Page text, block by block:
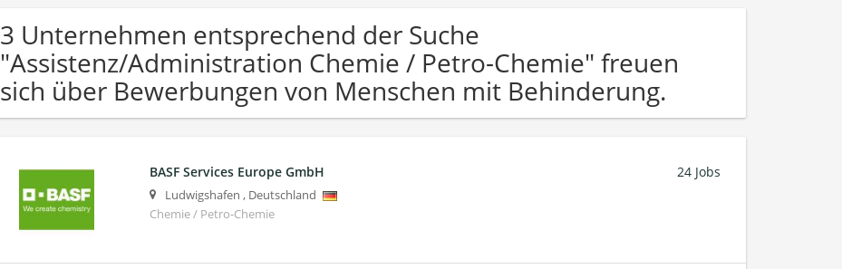
3 Unternehmen entsprechend der Suche
"Assistenz/Administration Chemie / Petro-Chemie" freuen
sich über Bewerbungen von Menschen mit Behinderung.
BASF Services Europe GmbH
Ludwigshafen , Deutschland
Chemie / Petro-Chemie
24 Jobs